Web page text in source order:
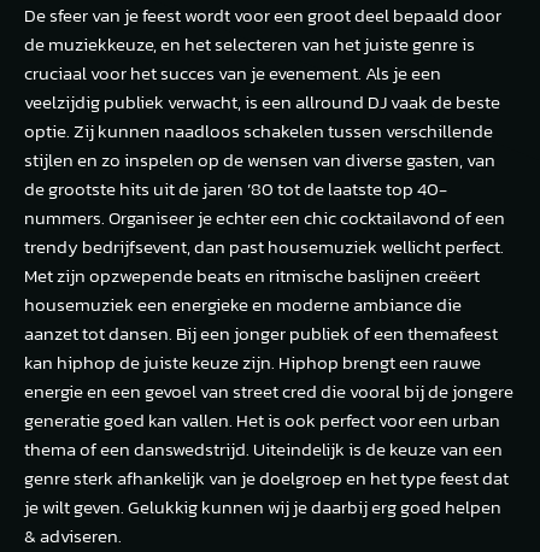
De sfeer van je feest wordt voor een groot deel bepaald door
de muziekkeuze, en het selecteren van het juiste genre is
cruciaal voor het succes van je evenement. Als je een
veelzijdig publiek verwacht, is een allround DJ vaak de beste
optie. Zij kunnen naadloos schakelen tussen verschillende
stijlen en zo inspelen op de wensen van diverse gasten, van
de grootste hits uit de jaren ’80 tot de laatste top 40-
nummers. Organiseer je echter een chic cocktailavond of een
trendy bedrijfsevent, dan past housemuziek wellicht perfect.
Met zijn opzwepende beats en ritmische baslijnen creëert
housemuziek een energieke en moderne ambiance die
aanzet tot dansen. Bij een jonger publiek of een themafeest
kan hiphop de juiste keuze zijn. Hiphop brengt een rauwe
energie en een gevoel van street cred die vooral bij de jongere
generatie goed kan vallen. Het is ook perfect voor een urban
thema of een danswedstrijd. Uiteindelijk is de keuze van een
genre sterk afhankelijk van je doelgroep en het type feest dat
je wilt geven. Gelukkig kunnen wij je daarbij erg goed helpen
& adviseren.